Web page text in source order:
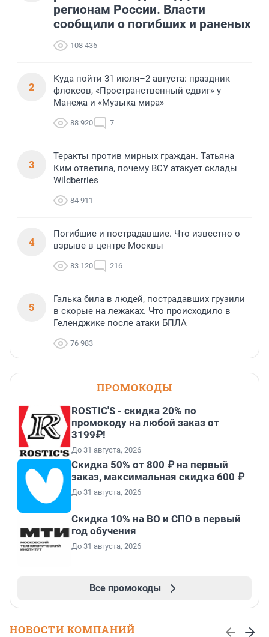
регионам России. Власти
сообщили о погибших и раненых
108 436
2
Куда пойти 31 июля–2 августа: праздник
флоксов, «Пространственный сдвиг» у
Манежа и «Музыка мира»
88 920 7
3
Теракты против мирных граждан. Татьяна
Ким ответила, почему ВСУ атакует склады
Wildberries
84 911
4
Погибшие и пострадавшие. Что известно о
взрыве в центре Москвы
83 120 216
5
Галька била в людей, пострадавших грузили
в скорые на лежаках. Что происходило в
Геленджике после атаки БПЛА
76 983
ПРОМОКОДЫ
ROSTIC'S - скидка 20% по
промокоду на любой заказ от
3199₽!
До 31 августа, 2026
Скидка 50% от 800 ₽ на первый
заказ, максимальная скидка 600 ₽
До 31 августа, 2026
Скидка 10% на ВО и СПО в первый
год обучения
До 31 августа, 2026
Все промокоды
НОВОСТИ КОМПАНИЙ